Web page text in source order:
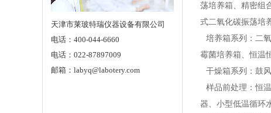
天津市莱玻特瑞仪器设备有限公司
电话：400-044-6660
电话：022-87897009
邮箱：labyq@labotery.com
荡培养箱、精密组
式二氧化碳振荡培
培养箱系列：二
霉菌培养箱、恒温
干燥箱系列：鼓
样品前处理：恒
器、小型低温循环